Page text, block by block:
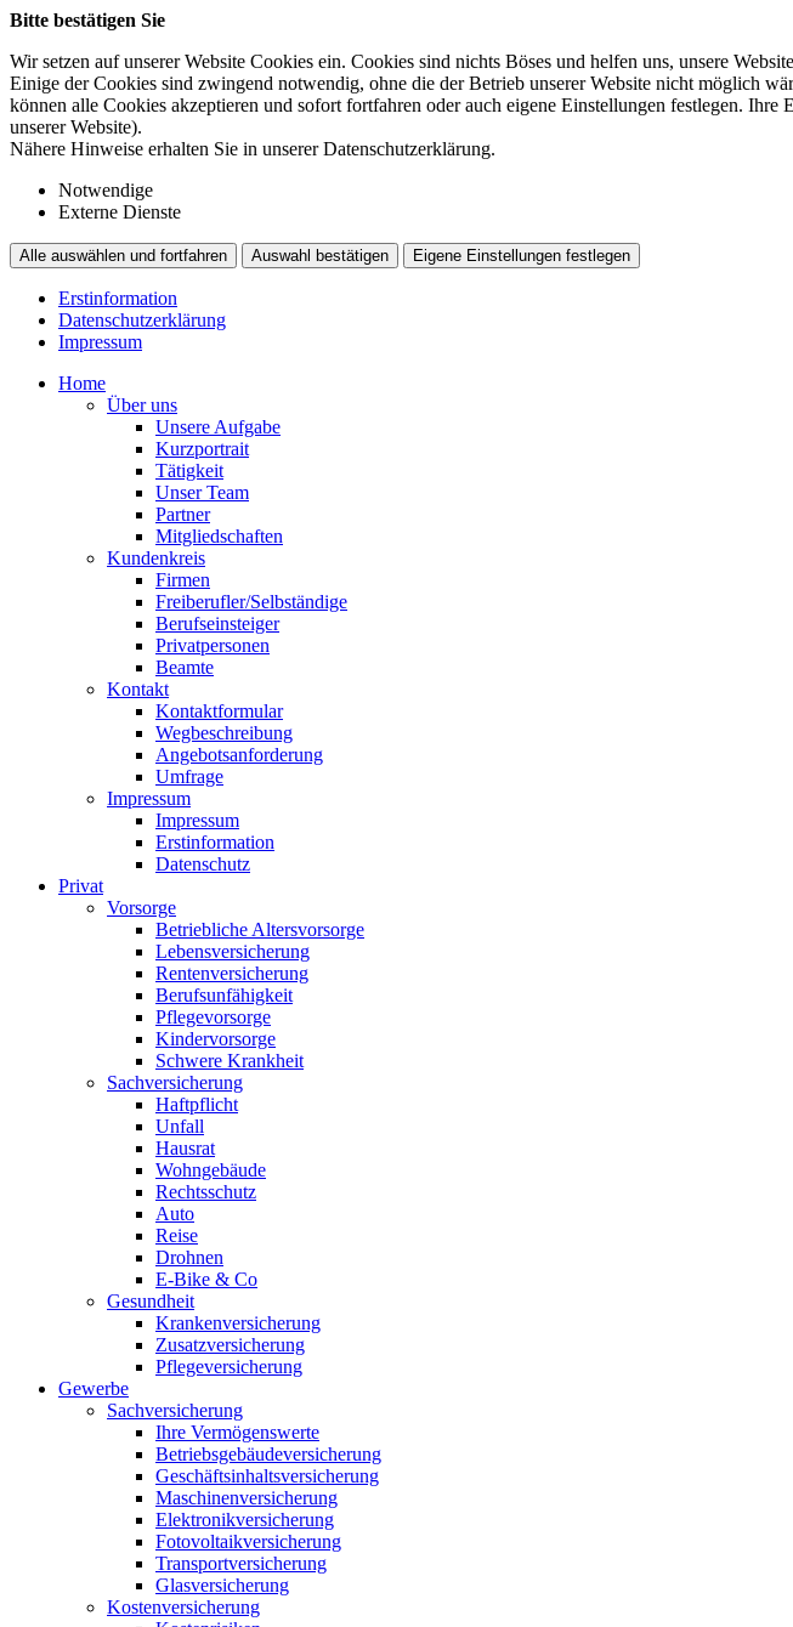
Bitte bestätigen Sie
Wir setzen auf unserer Website Cookies ein. Cookies sind nichts Böses und helfen uns, unsere
Einige der Cookies sind zwingend notwendig, ohne die der Betrieb unserer Website nicht möglich
können alle Cookies akzeptieren und sofort fortfahren oder auch eigene Einstellungen festlegen.
unserer Website).
Nähere Hinweise erhalten Sie in unserer Datenschutzerklärung.
Notwendige
Externe Dienste
Alle auswählen und fortfahren Auswahl bestätigen Eigene Einstellungen festlegen
Erstinformation
Datenschutzerklärung
Impressum
Home
Über uns
Unsere Aufgabe
Kurzportrait
Tätigkeit
Unser Team
Partner
Mitgliedschaften
Kundenkreis
Firmen
Freiberufler/Selbständige
Berufseinsteiger
Privatpersonen
Beamte
Kontakt
Kontaktformular
Wegbeschreibung
Angebotsanforderung
Umfrage
Impressum
Impressum
Erstinformation
Datenschutz
Privat
Vorsorge
Betriebliche Altersvorsorge
Lebensversicherung
Rentenversicherung
Berufsunfähigkeit
Pflegevorsorge
Kindervorsorge
Schwere Krankheit
Sachversicherung
Haftpflicht
Unfall
Hausrat
Wohngebäude
Rechtsschutz
Auto
Reise
Drohnen
E-Bike & Co
Gesundheit
Krankenversicherung
Zusatzversicherung
Pflegeversicherung
Gewerbe
Sachversicherung
Ihre Vermögenswerte
Betriebsgebäudeversicherung
Geschäftsinhaltsversicherung
Maschinenversicherung
Elektronikversicherung
Fotovoltaikversicherung
Transportversicherung
Glasversicherung
Kostenversicherung